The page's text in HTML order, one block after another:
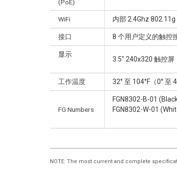
(PoE)
WiFi 内部 2.4Ghz
接口 8 个用户定义的触控
显示
3.5" 240x320 触控屏
工作温度 32° 至 104°F（0° 至
FG Numbers
FGN8302-B-01
FGN8302-W-01
NOTE: The most current and complete